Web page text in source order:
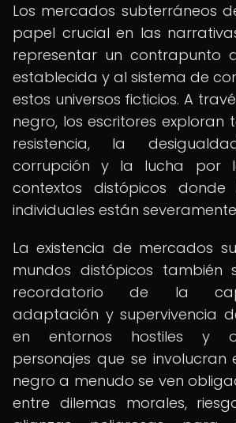
Los mercados subterráneos
papel crucial en las
representar un contrapunto
establecida y al sistema de
estos universos ficticios. A
negro, los escritores exploran
resistencia, la
corrupción y la lucha por
contextos distópicos donde
individuales están
La existencia de mercados
mundos distópicos también
recordatorio de la
adaptación y supervivencia
en entornos hostiles y
personajes que se involucran
negro a menudo se ven
entre dilemas morales,